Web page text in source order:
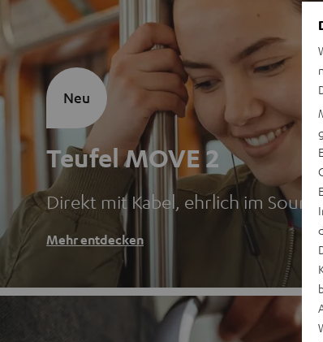
Teufel MOVE 2
Direkt mit Kabel, ehrlich im Sound
Mehr entdecken
Neu